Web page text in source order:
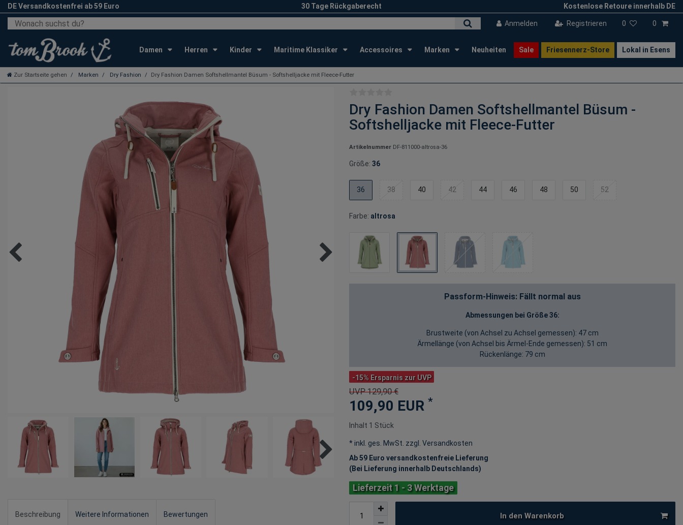
DE Versandkostenfrei ab 59 Euro 30 Tage Rückgaberecht Kostenlose Retoure innerhalb DE
Anmelden Registrieren 0 0
Damen Herren Kinder Maritime Klassiker Accessoires Marken Neuheiten Sale Friesennerz-Store Lokal in Esens
Zur Startseite gehen Marken Dry Fashion Dry Fashion Damen Softshellmantel Büsum - Softshelljacke mit Fleece-Futter
Beschreibung Weitere Informationen Bewertungen
Dry Fashion Damen Softshellmantel Büsum -
Softshelljacke mit Fleece-Futter
Artikelnummer DF-811000-altrosa-36
Größe: 36
36 38 40 42 44 46 48 50 52
Farbe: altrosa
Passform-Hinweis: Fällt normal aus
Abmessungen bei Größe 36:
Brustweite (von Achsel zu Achsel gemessen): 47 cm
Ärmellänge (von Achsel bis Ärmel-Ende gemessen): 51 cm
Rückenlänge: 79 cm
-15% Ersparnis zur UVP
UVP 129,90 €
109,90 EUR *
Inhalt 1 Stück
* inkl. ges. MwSt. zzgl.
Versandkosten
Ab 59 Euro versandkostenfreie Lieferung
(Bei Lieferung innerhalb Deutschlands)
Lieferzeit 1 - 3 Werktage
In den Warenkorb